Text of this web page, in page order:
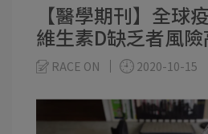
【醫學期刊】全球
維生素D缺乏者風險
RACE ON 2020-10-15